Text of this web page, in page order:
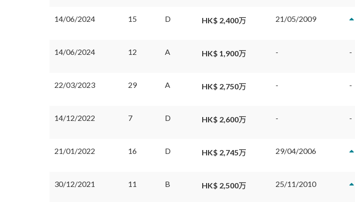
14/06/2024 15 D HK$ 2,400万 21/05/2009
14/06/2024 12 A HK$ 1,900万 - -
22/03/2023 29 A HK$ 2,750万 - -
14/12/2022 7 D HK$ 2,600万 - -
21/01/2022 16 D HK$ 2,745万 29/04/2006
30/12/2021 11 B HK$ 2,500万 25/11/2010